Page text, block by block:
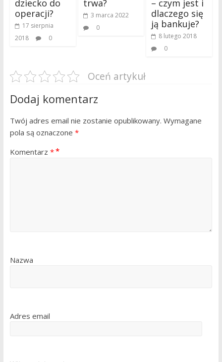
dziecko do
operacji?
17 sierpnia
2018
0
trwa?
3 marca 2022
0
– czym jest i
dlaczego się
ją bankuje?
8 lutego 2018
0
Oceń artykuł
Dodaj komentarz
Twój adres email nie zostanie opublikowany. Wymagane
pola są oznaczone *
Komentarz *
Nazwa
Adres email